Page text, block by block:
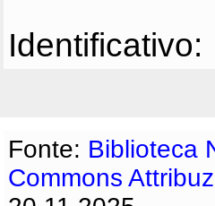
Identificativo:
Fonte: Biblioteca
Commons